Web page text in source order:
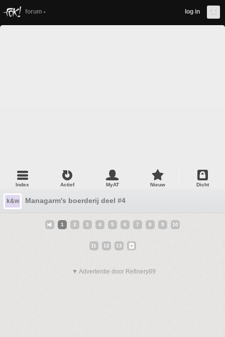
forum log in
Index Actief MyAT Nieuw Dicht
k&w Managarm's boerderij deel #4
1 2 3 4 5 6 7 8 9 10
11 12 13
▼ Advertentie door Refinery89